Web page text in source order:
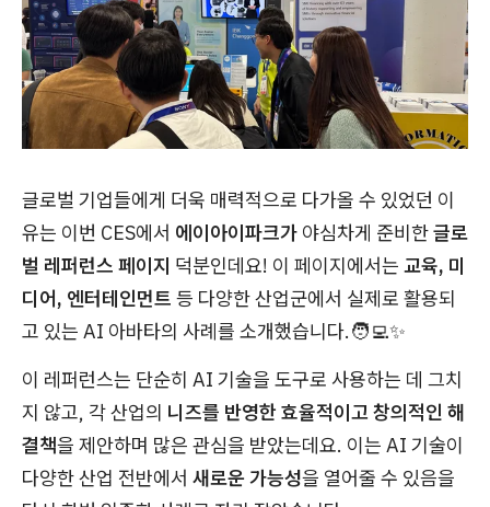
글로벌 기업들에게 더욱 매력적으로 다가올 수 있었던 이
유는 이번 CES에서 에이아이파크가 야심차게 준비한글로
벌 레퍼런스 페이지 덕분인데요! 이 페이지에서는 교육, 미
디어, 엔터테인먼트 등 다양한 산업군에서 실제로 활용되
고 있는 AI 아바타의 사례를 소개했습니다.🧑‍💻✨
이 레퍼런스는 단순히 AI 기술을 도구로 사용하는 데 그치
지 않고, 각 산업의 니즈를 반영한 효율적이고 창의적인 해
결책을 제안하며 많은 관심을 받았는데요. 이는 AI 기술이
다양한 산업 전반에서 새로운 가능성을 열어줄 수 있음을